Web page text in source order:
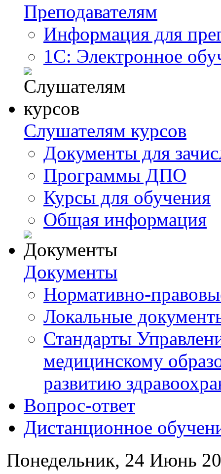
Преподавателям
Информация для
1С: Электронное
Слушателям курсов
Документы для
Программы ДПО
Курсы для обучения
Общая информация
Документы
Нормативно-
Локальные
Стандарты
медицинскому
развитию
Вопрос-ответ
Дистанционное
Понедельник, 24 Июнь